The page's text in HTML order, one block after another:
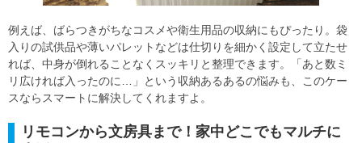
例えば、ばらつきがちなコスメや衛生用品の収納にもぴったり。袋
入りの試供品や薄いパレットなどは仕切りを細かく設定して立たせ
れば、中身が倒れることなくスッキリと整理できます。「あと数ミ
リ広ければ入ったのに…」という収納あるあるの悩みも、このケー
スならスマートに解決してくれますよ。
リモコンから文房具まで！家中どこでもマルチに